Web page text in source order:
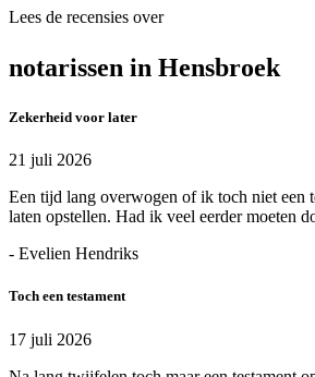
Lees de recensies over
notarissen in Hensbroek
Zekerheid voor later
21 juli 2026
Een tijd lang overwogen of ik toch niet een
laten opstellen. Had ik veel eerder moeten
- Evelien Hendriks
Toch een testament
17 juli 2026